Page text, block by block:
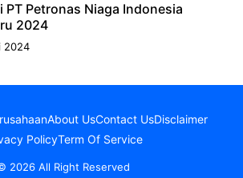
PT Petronas Niaga Indonesia
2024
2024
About UsContact UsDisclaimer
PolicyTerm Of Service
2026 All Right Reserved